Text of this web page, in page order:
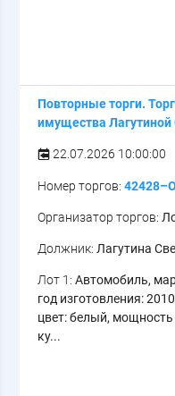
Повторные торги.
имущества
22.07.2026 10:00:00
Номер торгов:
Организатор торгов:
Должник: Лагутина
Лот 1:Автомобиль,
год изготовления:
цвет: белый, мощность
ку...